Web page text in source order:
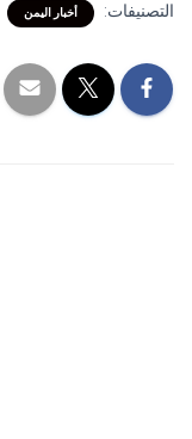
التصنيفات: أخبار اليمن